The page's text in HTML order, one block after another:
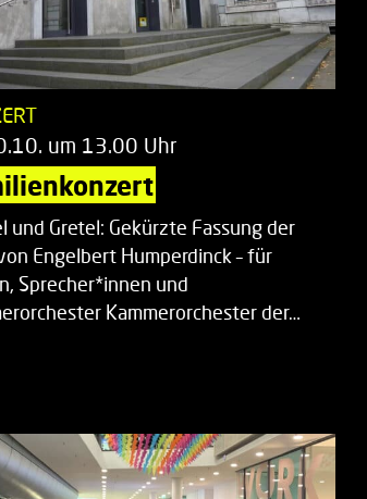
um 13.00 Uhr
und Gretel: Gekürzte Fassung der
Engelbert Humperdinck – für
Sprecher*innen und
Kammerorchester der…